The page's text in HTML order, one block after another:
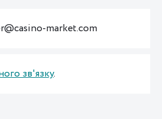
market.com
зв'язку.